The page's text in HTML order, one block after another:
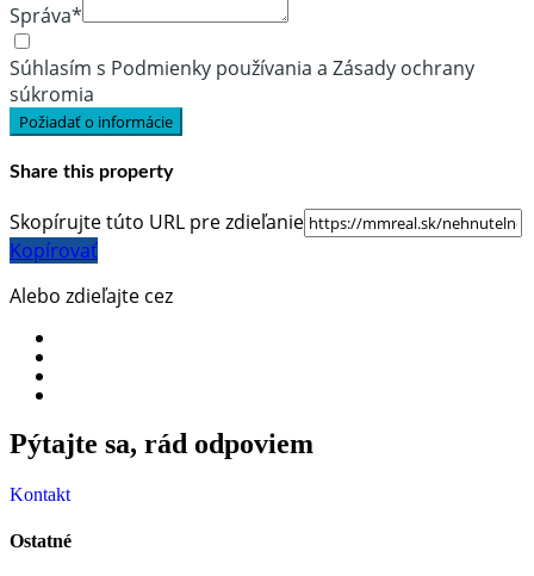
Správa*
Súhlasím s Podmienky používania a Zásady ochrany
súkromia
Požiadať o informácie
Share this property
Skopírujte túto URL pre zdieľanie
Kopírovať
Alebo zdieľajte cez
Pýtajte sa, rád odpoviem​
Kontakt
Ostatné